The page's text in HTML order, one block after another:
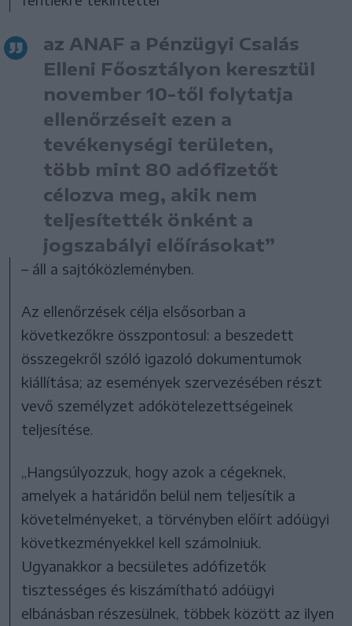
az ANAF a Pénzügyi Csalás
Elleni Főosztályon keresztül
november 10-től folytatja
ellenőrzéseit ezen a
tevékenységi területen,
több mint 80 adófizetőt
célozva meg, akik nem
teljesítették önként a
jogszabályi előírásokat”
– áll a sajtóközleményben.
Az ellenőrzések célja elsősorban a
következőkre összpontosul: a beszedett
összegekről szóló igazoló dokumentumok
kiállítása; az események szervezésében részt
vevő személyzet adókötelezettségeinek
teljesítése.
„Hangsúlyozzuk, hogy azok a cégeknek,
amelyek a határidőn belül nem teljesítik a
követelményeket, a törvényben előírt adóügyi
következményekkel kell számolniuk.
Ugyanakkor a becsületes adófizetők
tisztességes és kiszámítható adóügyi
elbánásban részesülnek, többek között az ilyen